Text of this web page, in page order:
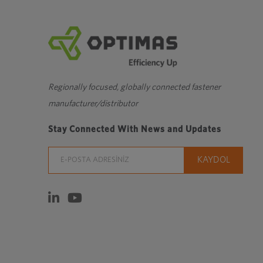
Regionally focused, globally connected fastener
manufacturer/distributor
Stay Connected With News and Updates